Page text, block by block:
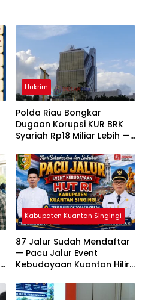
Hukrim
Polda Riau Bongkar
Dugaan Korupsi KUR BRK
Syariah Rp18 Miliar Lebih —
Dijerat
Kabupaten Kuantan Singingi
87 Jalur Sudah Mendaftar
— Pacu Jalur Event
Kebudayaan Kuantan Hilir
Rekor Peserta